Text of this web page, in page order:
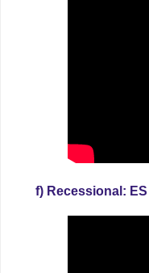
f) Recessional: ES